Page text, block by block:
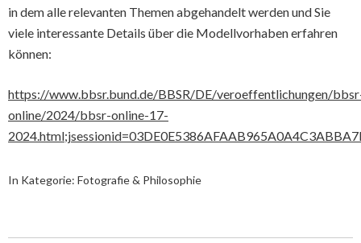
in dem alle relevanten Themen abgehandelt werden und Sie
viele interessante Details über die Modellvorhaben erfahren
können:
https://www.bbsr.bund.de/BBSR/DE/veroeffentlichungen/
online/2024/bbsr-online-17-
In Kategorie: Fotografie & Philosophie